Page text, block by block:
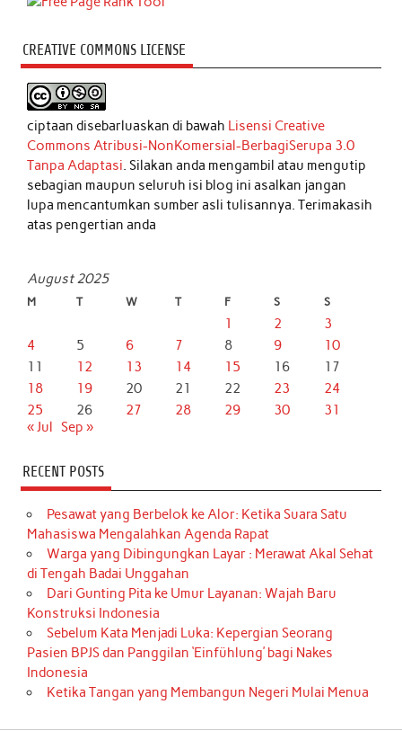
CREATIVE COMMONS LICENSE
ciptaan disebarluaskan di bawah Lisensi Creative
Commons Atribusi-NonKomersial-BerbagiSerupa 3.0
Tanpa Adaptasi . Silakan anda mengambil atau mengutip
sebagian maupun seluruh isi blog ini asalkan jangan
lupa mencantumkan sumber asli tulisannya. Terimakasih
atas pengertian anda
August 2025
M T W T F S S
1 2
3
4
5 6 7 8 9
10
11
12 13 14 15 16
17
18
19 20 21 22 23
24
25
26 27 28 29 30
31
« Jul Sep »
RECENT POSTS
Pesawat yang Berbelok ke Alor: Ketika Suara Satu
Mahasiswa Mengalahkan Agenda Rapat
Warga yang Dibingungkan Layar : Merawat Akal Sehat
di Tengah Badai Unggahan
Dari Gunting Pita ke Umur Layanan: Wajah Baru
Konstruksi Indonesia
Sebelum Kata Menjadi Luka: Kepergian Seorang
Pasien BPJS dan Panggilan ‘Einfühlung’ bagi Nakes
Indonesia
Ketika Tangan yang Membangun Negeri Mulai Menua